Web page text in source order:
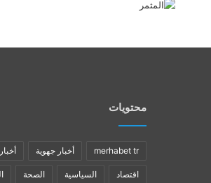
محتويات
merhabet tr أخبار جهوية
اقتصاد السياسية الصحة